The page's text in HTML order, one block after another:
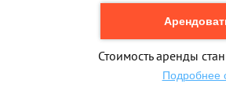
Стоимость аренды
Подробнее